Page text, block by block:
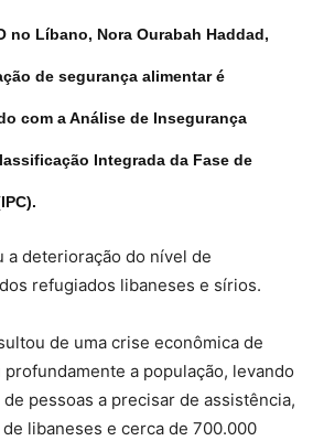
no Líbano, Nora Ourabah Haddad,
de segurança alimentar é
com a Análise de Insegurança
Integrada da Fase de
a deterioração do nível de
refugiados libaneses e sírios.
de uma crise econômica de
a população, levando
pessoas a precisar de assistência,
libaneses e cerca de 700.000